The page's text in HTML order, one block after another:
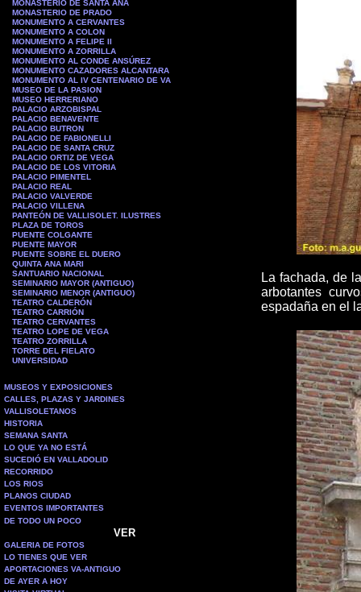
MONASTERIO DE SANTA ANA
MONASTERIO DE PRADO
MONUMENTO A CERVANTES
MONUMENTO A COLON
MONUMENTO A FELIPE II
MONUMENTO A ZORRILLA
MONUMENTO AL CONDE ANSÚREZ
MONUMENTO CAZADORES ALCANTARA
MONUMENTO AL IV CENTENARIO DE VA
MUSEO DE LA PASION
MUSEO HERRERIANO
PALACIO ARZOBISPAL
PALACIO BENAVENTE
PALACIO BUTRON
PALACIO DE FABIONELLI
PALACIO DE SANTA CRUZ
PALACIO ORTIZ DE VEGA
PALACIO DE LOS VITORIA
PALACIO PIMENTEL
PALACIO REAL
PALACIO VALVERDE
PALACIO VILLENA
PANTEÓN DE VALLISOLET. ILUSTRES
PLAZA DE TOROS
PUENTE COLGANTE
PUENTE MAYOR
PUENTE SOBRE EL DUERO
QUINTA ANA MARI
SANTUARIO NACIONAL
SEMINARIO MAYOR (ANTIGUO)
SEMINARIO MENOR (ANTIGUO)
TEATRO CALDERÓN
TEATRO CARRIÓN
TEATRO CERVANTES
TEATRO LOPE DE VEGA
TEATRO ZORRILLA
TORRE DEL FIELATO
UNIVERSIDAD
MUSEOS Y EXPOSICIONES
CALLES, PLAZAS Y JARDINES
VALLISOLETANOS
HISTORIA
SEMANA SANTA
LO QUE YA NO ESTÁ
SUCEDIÓ EN VALLADOLID
RECORRIDO
LOS RIOS
PLANOS CIUDAD
EVENTOS IMPORTANTES
DE TODO UN POCO
VER
GALERIA DE FOTOS
LO TIENES QUE VER
APORTACIONES VA-ANTIGUO
DE AYER A HOY
La fachada, de
arbotantes
espadaña en el